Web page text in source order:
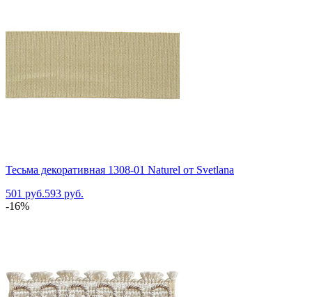
Тесьма декоративная 1308-01 Naturel от Svetlana
501 руб.593 руб.
-16%